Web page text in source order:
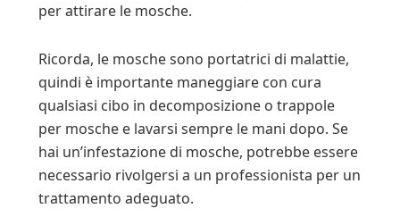
per attirare le mosche.
Ricorda, le mosche sono portatrici di malattie,
quindi è importante maneggiare con cura
qualsiasi cibo in decomposizione o trappole
per mosche e lavarsi sempre le mani dopo. Se
hai un’infestazione di mosche, potrebbe essere
necessario rivolgersi a un professionista per un
trattamento adeguato.